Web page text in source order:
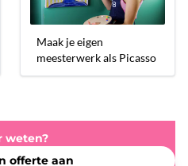
Maak je eigen
meesterwerk als Picasso
weten?
offerte aan